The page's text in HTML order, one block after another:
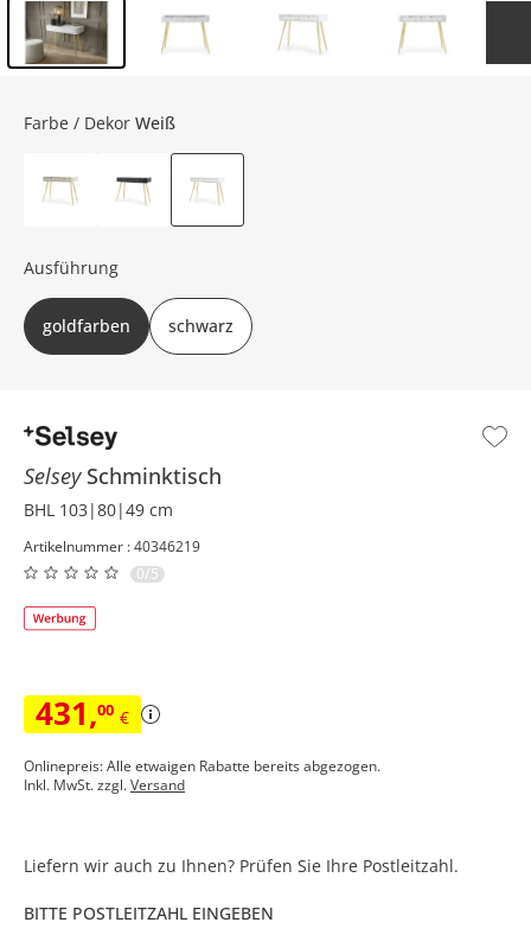
Selsey Schminktisch
BHL 103|80|49 cm
Artikelnummer : 40346219
0/5
431,00 €
Onlinepreis: Alle etwaigen Rabatte bereits abgezogen.
Inkl. MwSt. zzgl.Versand
Farbe / Dekor Weiß
Ausführung
goldfarben schwarz
Liefern wir auch zu Ihnen? Prüfen Sie Ihre Postleitzahl.
BITTE POSTLEITZAHL EINGEBEN